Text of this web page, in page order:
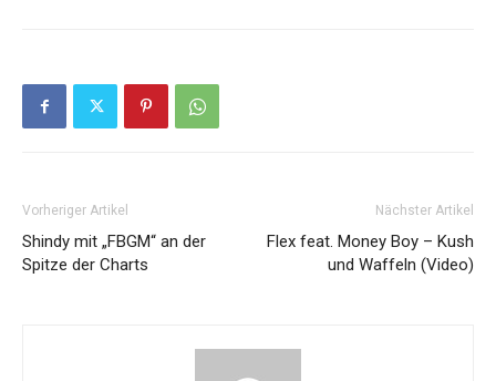
Vorheriger Artikel
Shindy mit „FBGM“ an der
Spitze der Charts
Nächster Artikel
Flex feat. Money Boy – Kush
und Waffeln (Video)